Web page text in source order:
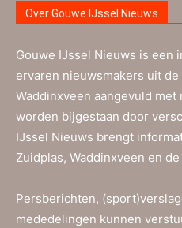
Over Gouwe IJssel Nieuws
Gouwe IJssel Nieuws is een
ervaren nieuwsmakers uit
Waddinxveen aangevuld
worden bijgestaan door
IJssel Nieuws brengt
Zuidplas, Waddinxveen en
Persberichten,
mededelingen kunnen